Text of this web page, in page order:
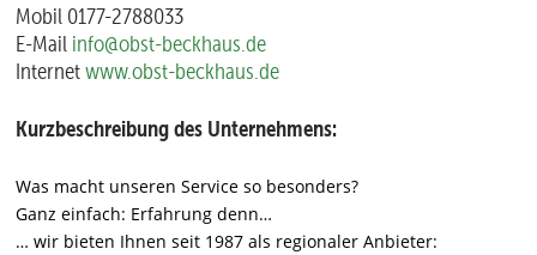
Mobil 0177-2788033
E-Mail info@obst-beckhaus.de
Internetwww.obst-beckhaus.de
Kurzbeschreibung des Unternehmens:
Was macht unseren Service so besonders?
Ganz einfach: Erfahrung denn…
… wir bieten Ihnen seit 1987 als regionaler Anbieter: